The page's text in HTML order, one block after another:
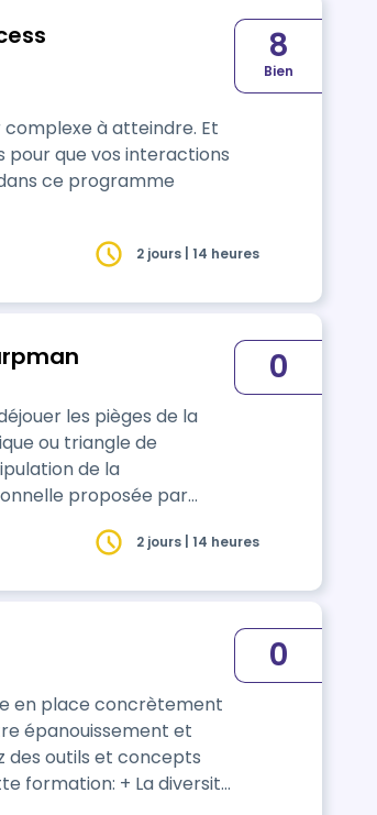
à atteindre. Et
pour que vos interactions
ce programme
8
Bien
2 jours | 14 heures
les pièges de la
ou triangle de
de la
vous apprendrez à
0
2 jours | 14 heures
en place concrètement
épanouissement et
0